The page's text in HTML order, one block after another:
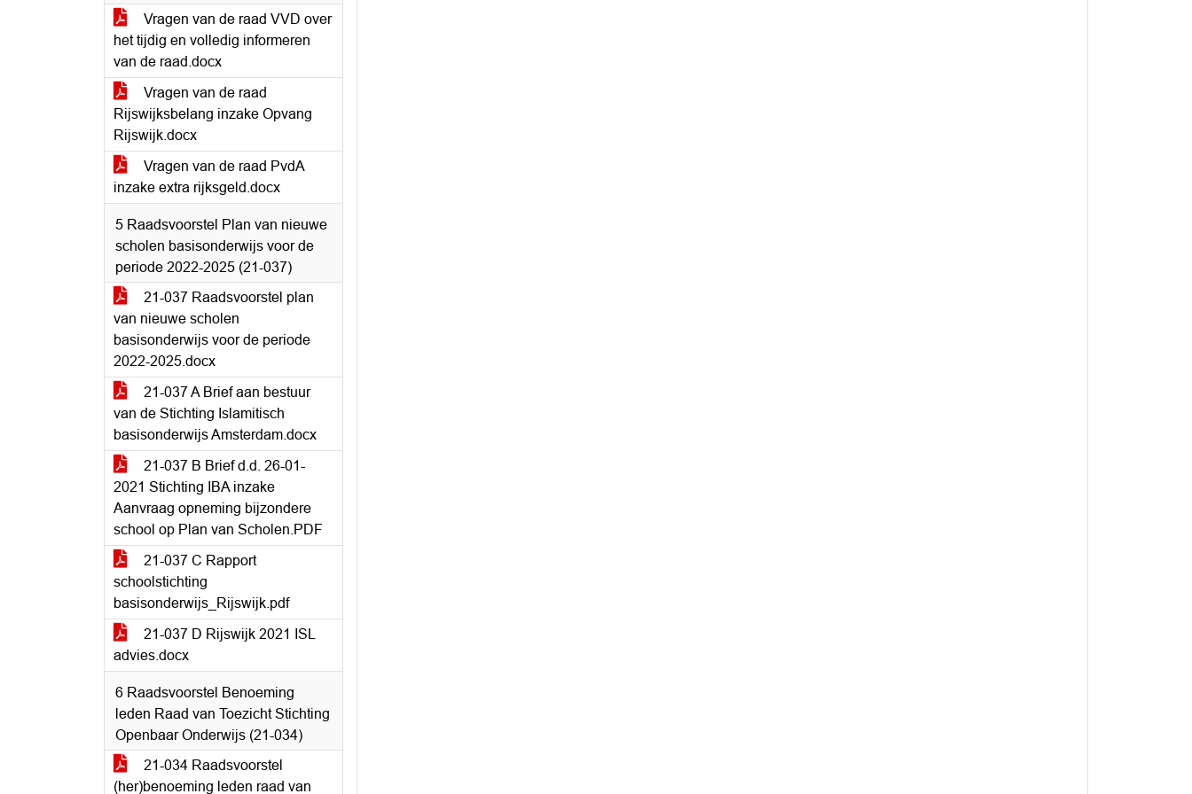
Vragen van de raad VVD over
het tijdig en volledig informeren
van de raad.docx
Vragen van de raad
Rijswijksbelang inzake Opvang
Rijswijk.docx
Vragen van de raad PvdA
inzake extra rijksgeld.docx
5 Raadsvoorstel Plan van nieuwe
scholen basisonderwijs voor de
periode 2022-2025 (21-037)
21-037 Raadsvoorstel plan
van nieuwe scholen
basisonderwijs voor de periode
2022-2025.docx
21-037 A Brief aan bestuur
van de Stichting Islamitisch
basisonderwijs Amsterdam.docx
21-037 B Brief d.d. 26-01-
2021 Stichting IBA inzake
Aanvraag opneming bijzondere
school op Plan van Scholen.PDF
21-037 C Rapport
schoolstichting
basisonderwijs_Rijswijk.pdf
21-037 D Rijswijk 2021 ISL
advies.docx
6 Raadsvoorstel Benoeming
leden Raad van Toezicht Stichting
Openbaar Onderwijs (21-034)
21-034 Raadsvoorstel
(her)benoeming leden raad van